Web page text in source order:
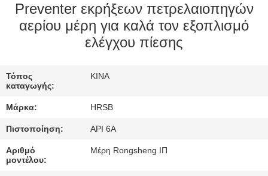
ΠΟΙΟΤΙΚΌΣ
ΜΑΣ
ΕΛΆΤΕ
ΕΠΑΦΉ
ΜΕ
Preventer εκρήξεων πετρελαιοπηγών
αερίου μέρη για καλά τον εξοπλισμό
ελέγχου πίεσης
Τόπος
καταγωγής:
ΚΙΝΑ
Μάρκα: HRSB
Πιστοποίηση: API 6A
Αριθμό
μοντέλου:
Μέρη Rongsheng ΙΠ